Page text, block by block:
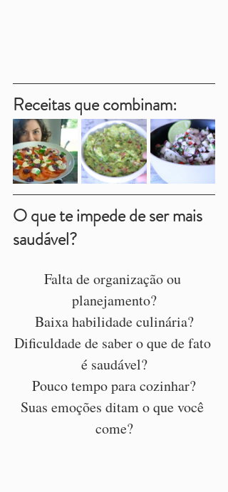
Receitas que combinam:
O que te impede de ser mais
saudável?
Falta de organização ou
planejamento?
Baixa habilidade culinária?
Dificuldade de saber o que de fato
é saudável?
Pouco tempo para cozinhar?
Suas emoções ditam o que você
come?